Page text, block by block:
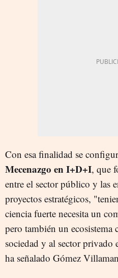
Con esa finalidad se
Mecenazgo en I+D+I, que
entre el sector público y las
proyectos estratégicos,
ciencia fuerte necesita un
pero también un ecosistema
sociedad y al sector
ha señalado Gómez